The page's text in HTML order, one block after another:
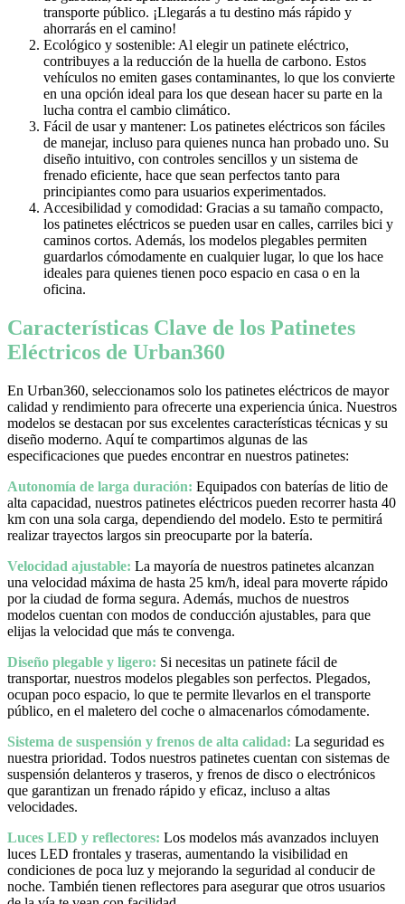
transporte público. ¡Llegarás a tu destino más rápido y
ahorrarás en el camino!
Ecológico y sostenible: Al elegir un patinete eléctrico,
contribuyes a la reducción de la huella de carbono. Estos
vehículos no emiten gases contaminantes, lo que los convierte
en una opción ideal para los que desean hacer su parte en la
lucha contra el cambio climático.
Fácil de usar y mantener: Los patinetes eléctricos son fáciles
de manejar, incluso para quienes nunca han probado uno. Su
diseño intuitivo, con controles sencillos y un sistema de
frenado eficiente, hace que sean perfectos tanto para
principiantes como para usuarios experimentados.
Accesibilidad y comodidad: Gracias a su tamaño compacto,
los patinetes eléctricos se pueden usar en calles, carriles bici y
caminos cortos. Además, los modelos plegables permiten
guardarlos cómodamente en cualquier lugar, lo que los hace
ideales para quienes tienen poco espacio en casa o en la
oficina.
Características Clave de los Patinetes
Eléctricos de Urban360
En Urban360, seleccionamos solo los patinetes eléctricos de mayor
calidad y rendimiento para ofrecerte una experiencia única. Nuestros
modelos se destacan por sus excelentes características técnicas y su
diseño moderno. Aquí te compartimos algunas de las
especificaciones que puedes encontrar en nuestros patinetes:
Autonomía de larga duración: Equipados con baterías de litio de
alta capacidad, nuestros patinetes eléctricos pueden recorrer hasta 40
km con una sola carga, dependiendo del modelo. Esto te permitirá
realizar trayectos largos sin preocuparte por la batería.
Velocidad ajustable: La mayoría de nuestros patinetes alcanzan
una velocidad máxima de hasta 25 km/h, ideal para moverte rápido
por la ciudad de forma segura. Además, muchos de nuestros
modelos cuentan con modos de conducción ajustables, para que
elijas la velocidad que más te convenga.
Diseño plegable y ligero: Si necesitas un patinete fácil de
transportar, nuestros modelos plegables son perfectos. Plegados,
ocupan poco espacio, lo que te permite llevarlos en el transporte
público, en el maletero del coche o almacenarlos cómodamente.
Sistema de suspensión y frenos de alta calidad: La seguridad es
nuestra prioridad. Todos nuestros patinetes cuentan con sistemas de
suspensión delanteros y traseros, y frenos de disco o electrónicos
que garantizan un frenado rápido y eficaz, incluso a altas
velocidades.
Luces LED y reflectores: Los modelos más avanzados incluyen
luces LED frontales y traseras, aumentando la visibilidad en
condiciones de poca luz y mejorando la seguridad al conducir de
noche. También tienen reflectores para asegurar que otros usuarios